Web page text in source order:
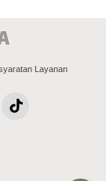
Layanan